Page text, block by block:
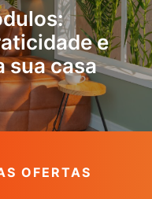
e
sua casa
OFERTAS